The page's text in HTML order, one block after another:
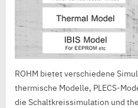
ROHM bietet verschiedene
thermische Modelle, PLECS-
die Schaltkreissimulation und